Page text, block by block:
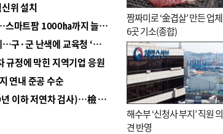
위 설치
■ 경남 농정 비전 ‘잘 사는 농촌’…스마트팜 1000㏊까지 늘린다
■ 교육혁신선도지 공모 코앞인데…구·군 난색에 교육청 ‘쩔쩔’
정에 막힌 지역기업 응원
연내 준공 수순
■ 검사 신분 버리고 직급하향(10년 이하 저연차 검사)…檢 중수청행 기피
짬짜미로 ‘金겹살’ 만든 업체
6곳 기소(종합)
해수부 ‘신청사 부지’ 직원 의
견 반영